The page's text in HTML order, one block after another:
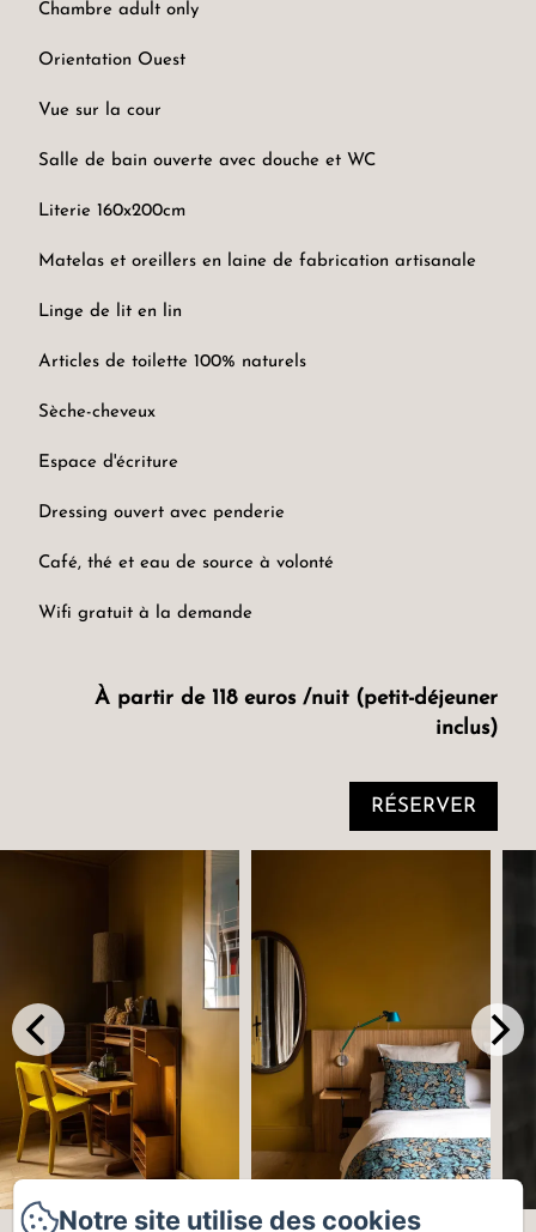
Chambre adult only
Orientation Ouest
Vue sur la cour
Salle de bain ouverte avec douche et WC
Literie 160x200cm
Matelas et oreillers en laine de fabrication artisanale
Linge de lit en lin
Articles de toilette 100% naturels
Sèche-cheveux
Espace d'écriture
Dressing ouvert avec penderie
Café, thé et eau de source à volonté
Wifi gratuit à la demande
À partir de 118 euros /nuit (petit-déjeuner
inclus)
RÉSERVER
Notre site utilise des cookies